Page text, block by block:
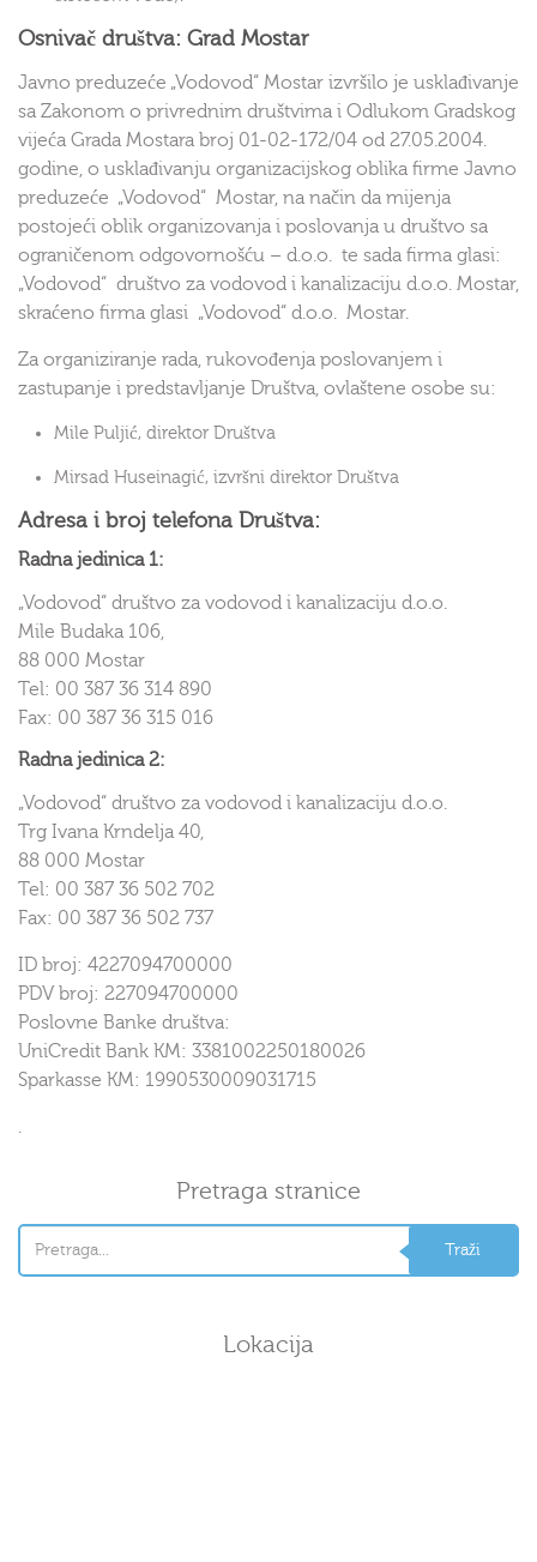
Osnivač društva: Grad Mostar
Javno preduzeće „Vodovod“ Mostar izvršilo je usklađivanje
sa Zakonom o privrednim društvima i Odlukom Gradskog
vijeća Grada Mostara broj 01-02-172/04 od 27.05.2004.
godine, o usklađivanju organizacijskog oblika firme Javno
preduzeće „Vodovod“ Mostar, na način da mijenja
postojeći oblik organizovanja i poslovanja u društvo sa
ograničenom odgovornošću – d.o.o. te sada firma glasi:
„Vodovod“ društvo za vodovod i kanalizaciju d.o.o. Mostar,
skraćeno firma glasi „Vodovod“ d.o.o. Mostar.
Za organiziranje rada, rukovođenja poslovanjem i
zastupanje i predstavljanje Društva, ovlaštene osobe su:
Mile Puljić, direktor Društva
Mirsad Huseinagić, izvršni direktor Društva
Adresa i broj telefona Društva:
Radna jedinica 1:
„Vodovod“ društvo za vodovod i kanalizaciju d.o.o.
Mile Budaka 106,
88 000 Mostar
Tel: 00 387 36 314 890
Fax: 00 387 36 315 016
Radna jedinica 2:
„Vodovod“ društvo za vodovod i kanalizaciju d.o.o.
Trg Ivana Krndelja 40,
88 000 Mostar
Tel: 00 387 36 502 702
Fax: 00 387 36 502 737
ID broj: 4227094700000
PDV broj: 227094700000
Poslovne Banke društva:
UniCredit Bank KM: 3381002250180026
Sparkasse KM: 1990530009031715
.
Pretraga stranice
Lokacija